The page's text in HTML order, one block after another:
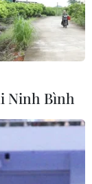
học trực
sở giáo dục
thức trực
Ninh Bình